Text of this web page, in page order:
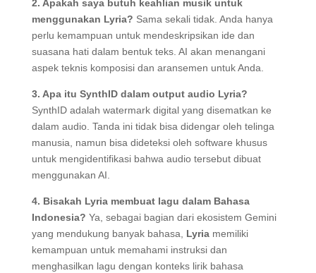
2. Apakah saya butuh keahlian musik untuk
menggunakan Lyria? Sama sekali tidak. Anda hanya
perlu kemampuan untuk mendeskripsikan ide dan
suasana hati dalam bentuk teks. AI akan menangani
aspek teknis komposisi dan aransemen untuk Anda.
3. Apa itu SynthID dalam output audio Lyria?
SynthID adalah watermark digital yang disematkan ke
dalam audio. Tanda ini tidak bisa didengar oleh telinga
manusia, namun bisa dideteksi oleh software khusus
untuk mengidentifikasi bahwa audio tersebut dibuat
menggunakan AI.
4. Bisakah Lyria membuat lagu dalam Bahasa
Indonesia? Ya, sebagai bagian dari ekosistem Gemini
yang mendukung banyak bahasa, Lyriamemiliki
kemampuan untuk memahami instruksi dan
menghasilkan lagu dengan konteks lirik bahasa